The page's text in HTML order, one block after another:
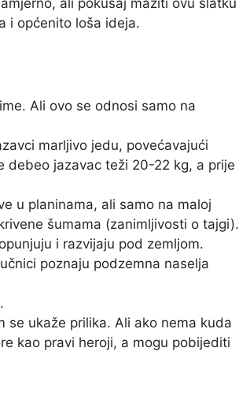
ali pokušaj maziti ovu slatku
i općenito loša ideja.
Ali ovo se odnosi samo na
marljivo jedu, povećavajući
debeo jazavac teži 20-22 kg, a prije
u planinama, ali samo na maloj
šumama (zanimljivosti o tajgi).
i razvijaju pod zemljom.
poznaju podzemna naselja
se ukaže prilika. Ali ako nema kuda
kao pravi heroji, a mogu pobijediti